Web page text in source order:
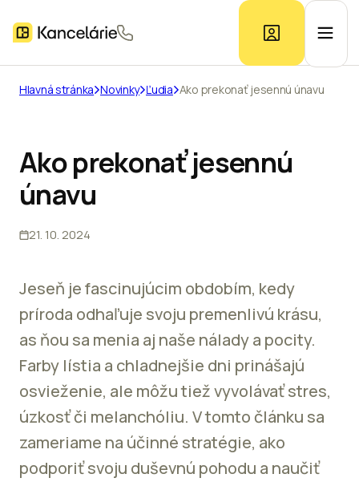
Prieskum trhu
Inzerát
Hlavná stránka Novinky Ľudia Ako prekonať jesennú únavu
Ako prekonať jesennú
únavu
21. 10. 2024
Jeseň je fascinujúcim obdobím, kedy
príroda odhaľuje svoju premenlivú krásu,
as ňou sa menia aj naše nálady a pocity.
Farby lístia a chladnejšie dni prinášajú
osvieženie, ale môžu tiež vyvolávať stres,
úzkosť či melanchóliu. V tomto článku sa
zameriame na účinné stratégie, ako
podporiť svoju duševnú pohodu a naučiť